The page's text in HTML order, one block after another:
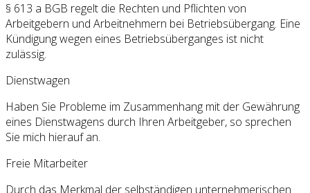
§ 613 a BGB regelt die Rechten und Pflichten von
Arbeitgebern und Arbeitnehmern bei Betriebsübergang. Eine
Kündigung wegen eines Betriebsüberganges ist nicht
zulässig.
Dienstwagen
Haben Sie Probleme im Zusammenhang mit der Gewährung
eines Dienstwagens durch Ihren Arbeitgeber, so sprechen
Sie mich hierauf an.
Freie Mitarbeiter
Durch das Merkmal der selbständigen unternehmerischen